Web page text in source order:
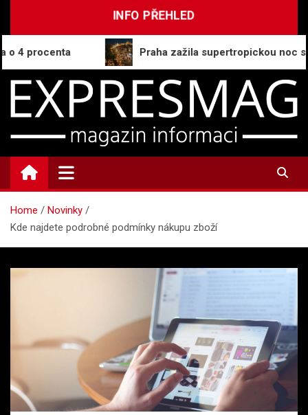
INFO PŘEHLED
procenta Praha zažila supertropickou noc s
ExpresMag.cz
Informační magazín
Home
Novinky
Kde najdete podrobné podmínky nákupu zboží